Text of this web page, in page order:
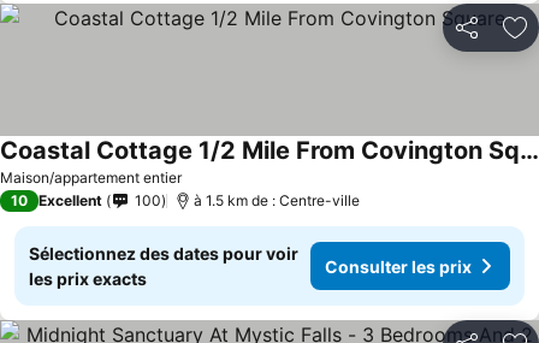
Partager
Maison/appartement entier
Coastal Cottage 1/2 Mile From Covington Square
Consulter les prix
10 Excellent 100 à 1.5 km de : Centre-ville
Sélectionnez des dates pour voir
les prix exacts
Consulter les prix